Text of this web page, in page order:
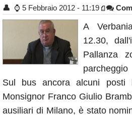
Annunci
👤 ⌚ 5 Febbraio 2012 - 11:19
A
12.30,
Pallanza
Sul bus ancora alcuni posti
Monsignor Franco Giulio
ausiliari di Milano, è stato